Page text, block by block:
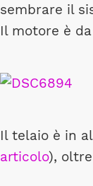
sembrare il
Il motore è da
Il telaio è in
articolo),